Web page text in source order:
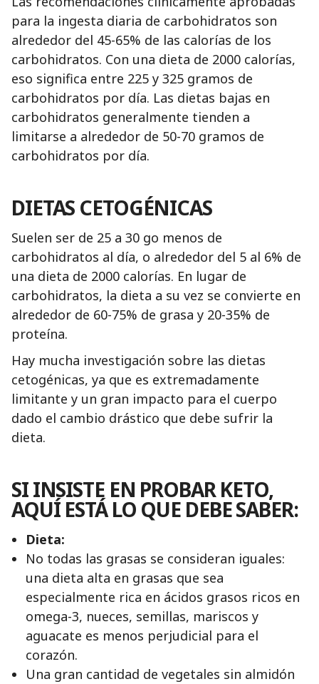
para la ingesta diaria de carbohidratos son
alrededor del 45-65% de las calorías de los
carbohidratos. Con una dieta de 2000 calorías,
eso significa entre 225 y 325 gramos de
carbohidratos por día. Las dietas bajas en
carbohidratos generalmente tienden a
limitarse a alrededor de 50-70 gramos de
carbohidratos por día.
DIETAS CETOGÉNICAS
Suelen ser de 25 a 30 go menos de
carbohidratos al día, o alrededor del 5 al 6% de
una dieta de 2000 calorías. En lugar de
carbohidratos, la dieta a su vez se convierte en
alrededor de 60-75% de grasa y 20-35% de
proteína.
Hay mucha investigación sobre las dietas
cetogénicas, ya que es extremadamente
limitante y un gran impacto para el cuerpo
dado el cambio drástico que debe sufrir la
dieta.
SI INSISTE EN PROBAR KETO,
AQUÍ ESTÁ LO QUE DEBE SABER:
Dieta:
No todas las grasas se consideran iguales:
una dieta alta en grasas que sea
especialmente rica en ácidos grasos ricos en
omega-3, nueces, semillas, mariscos y
aguacate es menos perjudicial para el
corazón.
Una gran cantidad de vegetales sin almidón